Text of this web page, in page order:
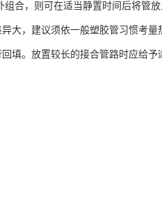
合，则可在适当静置时间后将管放
大，建议须依一般塑胶管习惯考量
填。放置较长的接合管路时应给予